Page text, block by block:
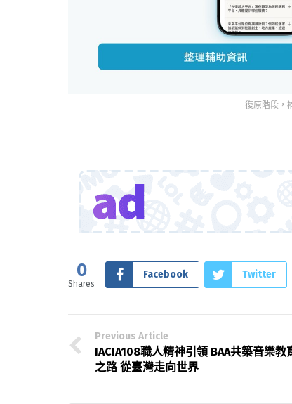
復原階段，
0
Shares
Facebook Twitter
Previous Article
IACIA108職人精神引領 BAA共築音樂教
之路 從臺灣走向世界